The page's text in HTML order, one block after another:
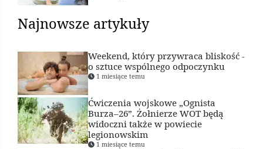
Najnowsze artykuły
Weekend, który przywraca bliskość -
o sztuce wspólnego odpoczynku
1 miesiące temu
Ćwiczenia wojskowe „Ognista
Burza–26”. Żołnierze WOT będą
widoczni także w powiecie
legionowskim
1 miesiące temu